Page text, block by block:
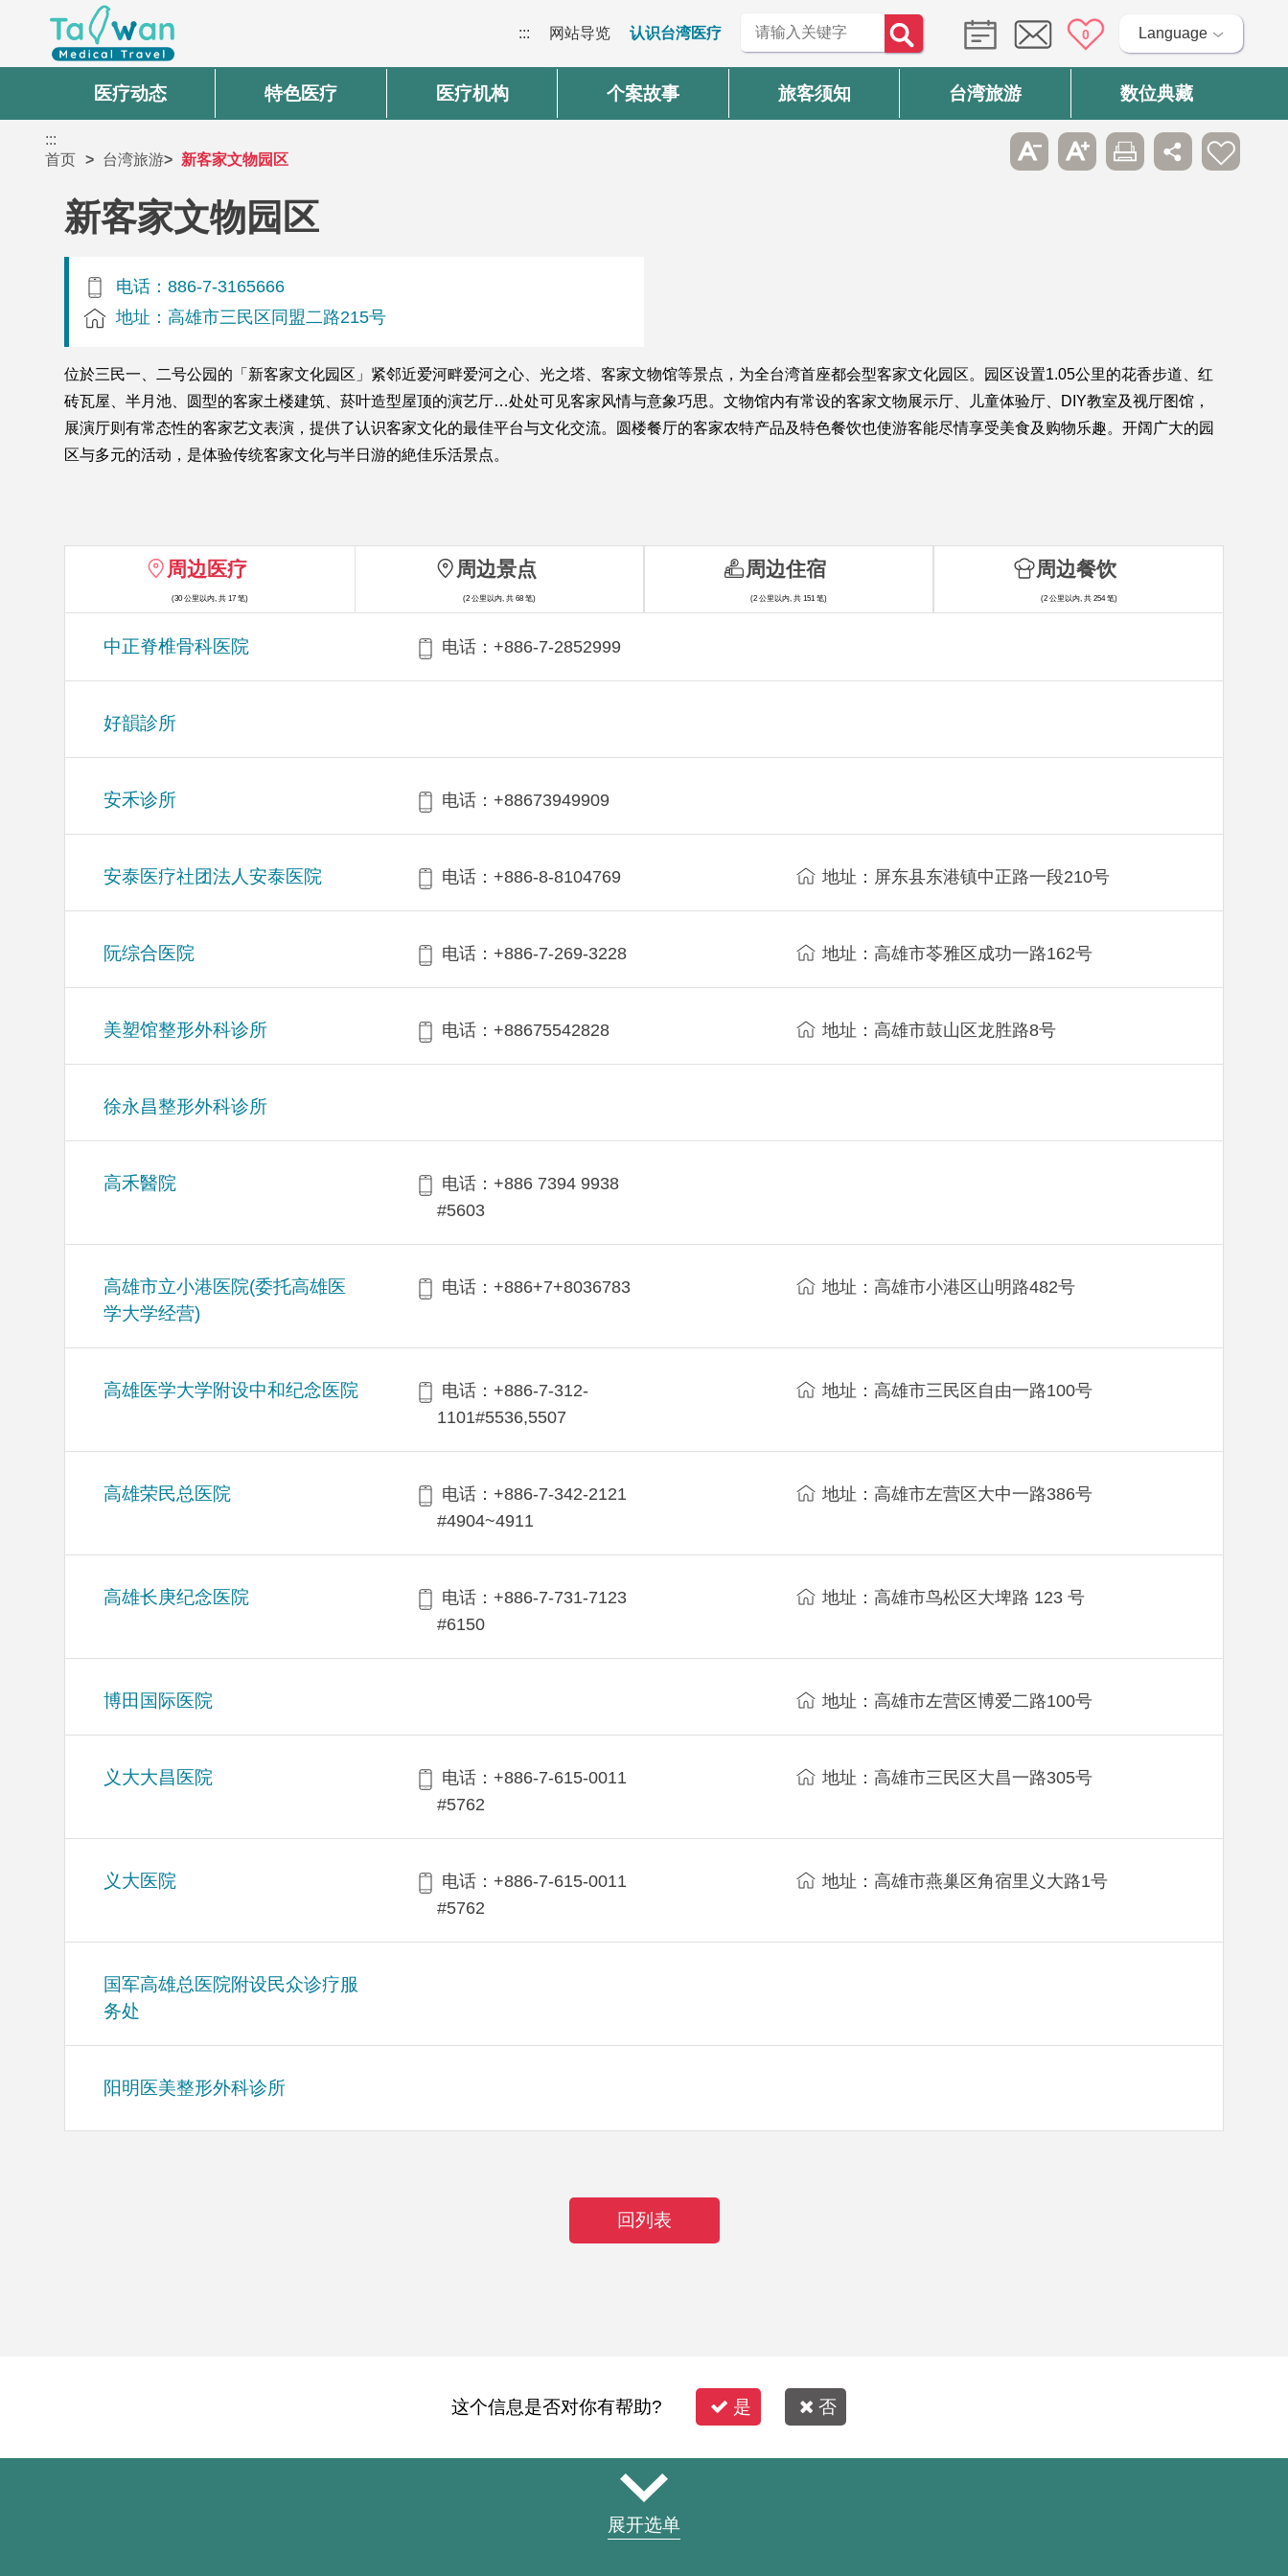
::: 网站导览 认识台湾医疗 0 Language
医疗动态 特色医疗 医疗机构 个案故事 旅客须知 台湾旅游 数位典藏
:::
首页
台湾旅游 新客家文物园区
新客家文物园区
电话：886-7-3165666
地址：高雄市三民区同盟二路215号
位於三民一、二号公园的「新客家文化园区」紧邻近爱河畔爱河之心、光之塔、客家文物馆等景点，为全台湾首座都会型客家文化园区。园区设置1.05公里的花香步道、红
砖瓦屋、半月池、圆型的客家土楼建筑、菸叶造型屋顶的演艺厅…处处可见客家风情与意象巧思。文物馆内有常设的客家文物展示厅、儿童体验厅、DIY教室及视厅图馆，
展演厅则有常态性的客家艺文表演，提供了认识客家文化的最佳平台与文化交流。圆楼餐厅的客家农特产品及特色餐饮也使游客能尽情享受美食及购物乐趣。开阔广大的园
区与多元的活动，是体验传统客家文化与半日游的絶佳乐活景点。
周边医疗
(30 公里以内, 共 17 笔)
中正脊椎骨科医院 电话：+886-7-2852999
好韻診所
安禾诊所 电话：+88673949909
安泰医疗社团法人安泰医院 电话：+886-8-8104769 地址：屏东县东港镇中正路一段210号
阮综合医院 电话：+886-7-269-3228 地址：高雄市苓雅区成功一路162号
美塑馆整形外科诊所 电话：+88675542828 地址：高雄市鼓山区龙胜路8号
徐永昌整形外科诊所
高禾醫院
电话：+886 7394 9938
#5603
高雄市立小港医院(委托高雄医
学大学经营)
电话：+886+7+8036783 地址：高雄市小港区山明路482号
高雄医学大学附设中和纪念医院
电话：+886-7-312-
1101#5536,5507
地址：高雄市三民区自由一路100号
高雄荣民总医院
电话：+886-7-342-2121
#4904~4911
地址：高雄市左营区大中一路386号
高雄长庚纪念医院
电话：+886-7-731-7123
#6150
地址：高雄市鸟松区大埤路 123 号
博田国际医院 地址：高雄市左营区博爱二路100号
义大大昌医院
电话：+886-7-615-0011
#5762
地址：高雄市三民区大昌一路305号
义大医院
电话：+886-7-615-0011
#5762
地址：高雄市燕巢区角宿里义大路1号
国军高雄总医院附设民众诊疗服
务处
阳明医美整形外科诊所
周边景点
(2 公里以内, 共 68 笔)
周边住宿
(2 公里以内, 共 151 笔)
周边餐饮
(2 公里以内, 共 254 笔)
回列表
这个信息是否对你有帮助? 是 否
展开选单